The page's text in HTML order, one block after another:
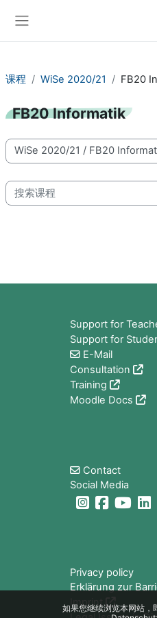
如果您继续浏览本网站，
课程 WiSe 2020/21 FB20
FB20 Informatik
课程类别
搜索课程
Support for
Support for
E-Mail
Consultation
Training
Moodle Docs
Contact
Social Media
Privacy policy
Erklärung zur
Imprint